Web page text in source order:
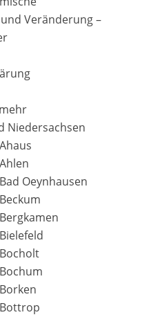
Veränderung –
Niedersachsen
Oeynhausen